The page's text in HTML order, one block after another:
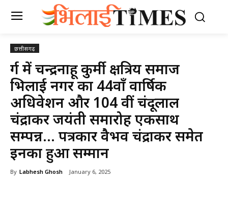
छत्तीसगढ़
दुर्ग में चन्द्रनाहू कुर्मी क्षत्रिय समाज
भिलाई नगर का 44वाँ वार्षिक
अधिवेशन और 104 वीं चंदूलाल
चंद्राकर जयंती समारोह एकसाथ
सम्पन्न… पत्रकार वैभव चंद्राकर समेत
इनका हुआ सम्मान
By Labhesh Ghosh January 6, 2025